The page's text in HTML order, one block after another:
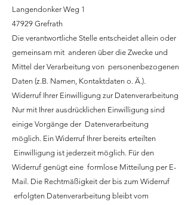
Langendonker Weg 1
47929 Grefrath
Die verantwortliche Stelle entscheidet allein oder
gemeinsam mit anderen über die Zwecke und
Mittel der Verarbeitung von personenbezogenen
Daten (z.B. Namen, Kontaktdaten o. Ä.).
Widerruf Ihrer Einwilligung zur Datenverarbeitung
Nur mit Ihrer ausdrücklichen Einwilligung sind
einige Vorgänge der Datenverarbeitung
möglich. Ein Widerruf Ihrer bereits erteilten
Einwilligung ist jederzeit möglich. Für den
Widerruf genügt eine formlose Mitteilung per E-
Mail. Die Rechtmäßigkeit der bis zum Widerruf
erfolgten Datenverarbeitung bleibt vom